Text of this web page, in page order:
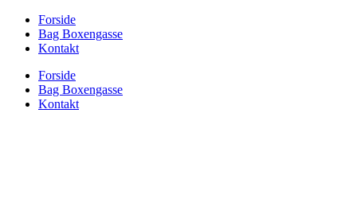
Forside
Bag Boxengasse
Kontakt
Forside
Bag Boxengasse
Kontakt